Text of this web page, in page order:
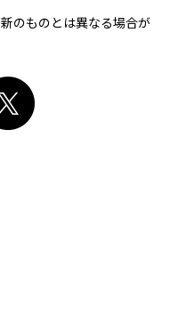
のものとは異なる場合が